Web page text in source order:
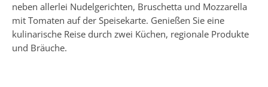
neben allerlei Nudelgerichten, Bruschetta und Mozzarella
mit Tomaten auf der Speisekarte. Genießen Sie eine
kulinarische Reise durch zwei Küchen, regionale Produkte
und Bräuche.